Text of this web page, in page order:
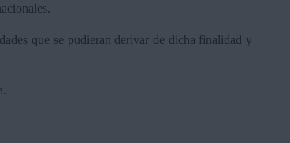
que se pudieran derivar de dicha finalidad y